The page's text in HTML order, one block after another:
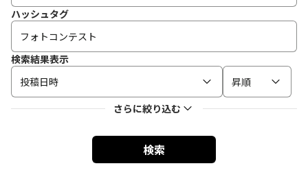
ハッシュタグ
検索結果表示
投稿日時
昇順
さらに絞り込む
検索